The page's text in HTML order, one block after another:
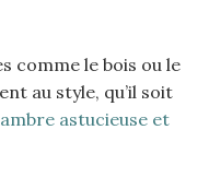
comme le bois ou le
au style, qu’il soit
astucieuse et